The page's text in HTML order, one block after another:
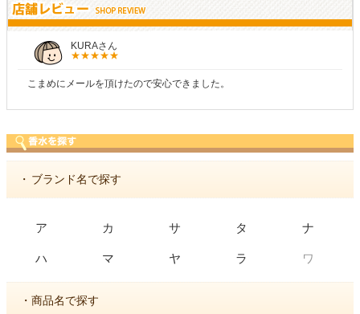
KURAさん
こまめにメールを頂けたので安心できました。
・ ブランド名で探す
ア カ サ タ ナ
ハ マ ヤ ラ ワ
・商品名で探す